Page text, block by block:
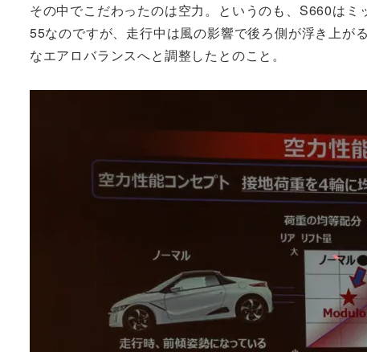
その中でこだわったのは空力。というのも、S660は
55なのですが、走行中は風の影響で後ろ側が浮き上が
なエアロバランスへと調整したとのこと。